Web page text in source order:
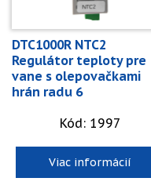
DTC1000R NTC2
Regulátor teploty pre
vane s olepovačkami
hrán radu 6
Kód: 1997
Viac informácií